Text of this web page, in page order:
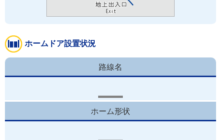
ホームドア設置状況
路線名
ホーム形状